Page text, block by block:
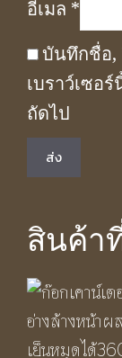
อีเมล *
บันทึกชื่อ,
เบราว์เซอ
ถัดไป
สินค้า